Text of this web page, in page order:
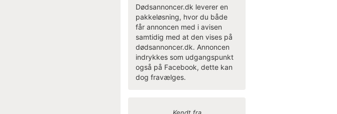
Dødsannoncer.dk leverer en
pakkeløsning, hvor du både
får annoncen med i avisen
samtidig med at den vises på
dødsannoncer.dk. Annoncen
indrykkes som udgangspunkt
også på Facebook, dette kan
dog fravælges.
Kendt fra